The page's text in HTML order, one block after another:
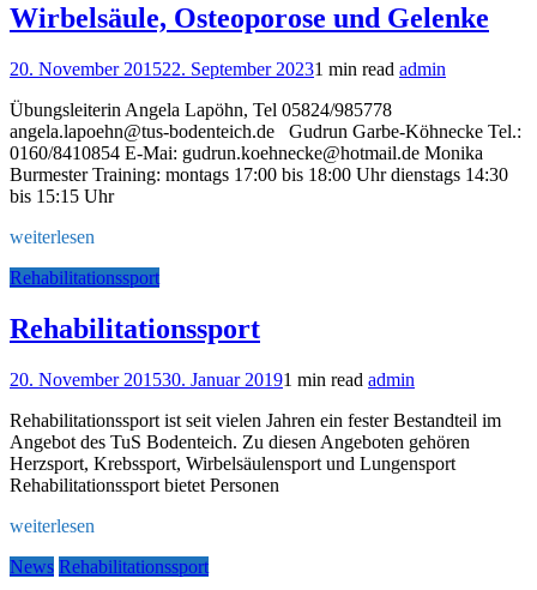
Wirbelsäule, Osteoporose und Gelenke
20. November 201522. September 20231 min read admin
Übungsleiterin Angela Lapöhn, Tel 05824/985778
angela.lapoehn@tus-bodenteich.de Gudrun Garbe-Köhnecke Tel.:
0160/8410854 E-Mai: gudrun.koehnecke@hotmail.de Monika
Burmester Training: montags 17:00 bis 18:00 Uhr dienstags 14:30
bis 15:15 Uhr
weiterlesen
Rehabilitationssport
Rehabilitationssport
20. November 201530. Januar 20191 min read admin
Rehabilitationssport ist seit vielen Jahren ein fester Bestandteil im
Angebot des TuS Bodenteich. Zu diesen Angeboten gehören
Herzsport, Krebssport, Wirbelsäulensport und Lungensport
Rehabilitationssport bietet Personen
weiterlesen
News Rehabilitationssport